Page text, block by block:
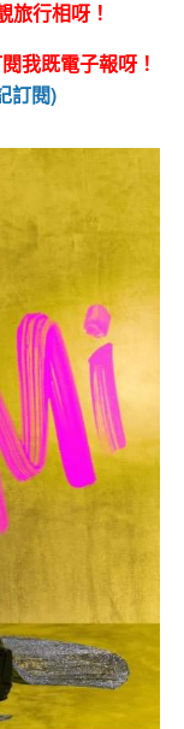
旅行相呀！
我既電子報呀！
訂閱)